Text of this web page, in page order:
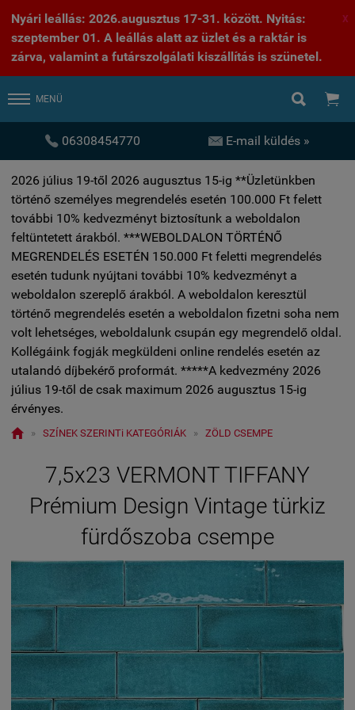
Nyári leállás: 2026.augusztus 17-31. között. Nyitás:
szeptember 01. A leállás alatt az üzlet és a raktár is
zárva, valamint a futárszolgálati kiszállítás is szünetel.
X
MENÜ  
 06308454770  E-mail küldés »
2026 július 19-től 2026 augusztus 15-ig **Üzletünkben
történő személyes megrendelés esetén 100.000 Ft felett
további 10% kedvezményt biztosítunk a weboldalon
feltüntetett árakból. ***WEBOLDALON TÖRTÉNŐ
MEGRENDELÉS ESETÉN 150.000 Ft feletti megrendelés
esetén tudunk nyújtani további 10% kedvezményt a
weboldalon szereplő árakból. A weboldalon keresztül
történő megrendelés esetén a weboldalon fizetni soha nem
volt lehetséges, weboldalunk csupán egy megrendelő oldal.
Kollégáink fogják megküldeni online rendelés esetén az
utalandó díjbekérő proformát. *****A kedvezmény 2026
július 19-től de csak maximum 2026 augusztus 15-ig
érvényes.
 » SZÍNEK SZERINTi KATEGÓRIÁK » ZÖLD CSEMPE
7,5x23 VERMONT TIFFANY
Prémium Design Vintage türkiz
fürdőszoba csempe